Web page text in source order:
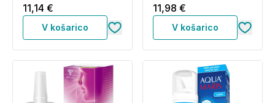
11,14 €
V košarico
11,98 €
V košarico